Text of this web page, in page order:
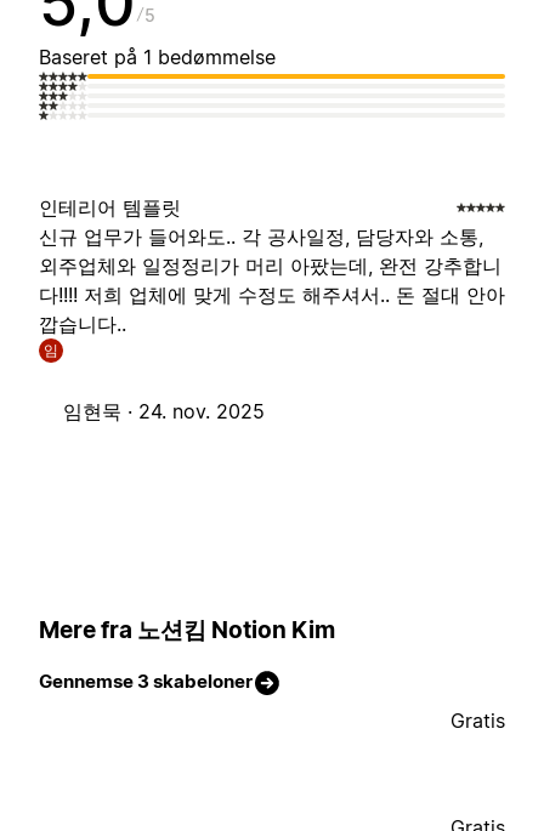
5
Baseret på 1 bedømmelse
인테리어 템플릿
신규 업무가 들어와도.. 각 공사일정, 담당자와 소통,
외주업체와 일정정리가 머리 아팠는데, 완전 강추합니
다!!!! 저희 업체에 맞게 수정도 해주셔서.. 돈 절대 안아
깝습니다..
임
임현묵 · 24. nov. 2025
Mere fra 노션킴 Notion Kim
Gennemse 3 skabeloner
Gratis